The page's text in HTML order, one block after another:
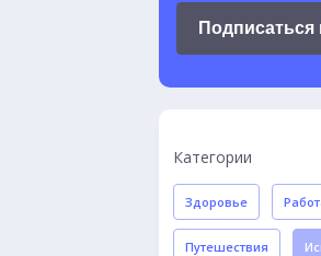
Подписаться
Категории
Здоровье
Путешествия